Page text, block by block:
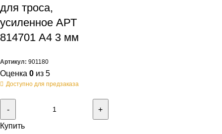
для троса,
усиленное АРТ
814701 А4 3 мм
Артикул: 901180
Оценка 0 из 5
Доступно для предзаказа
Купить